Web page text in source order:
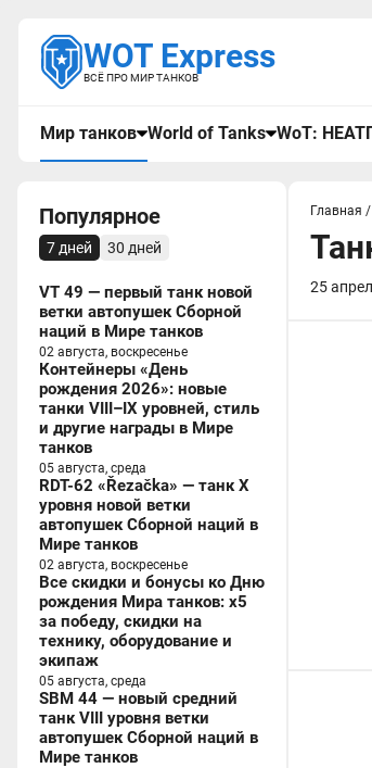
WOT Express
ВСЁ ПРО МИР ТАНКОВ
Мир танков World of Tanks WoT: HEAT
Популярное
7 дней 30 дней
VT 49 — первый танк новой
ветки автопушек Сборной
наций в Мире танков
02 августа, воскресенье
Контейнеры «День
рождения 2026»: новые
танки VIII–IX уровней, стиль
и другие награды в Мире
танков
05 августа, среда
RDT-62 «Řezačka» — танк X
уровня новой ветки
автопушек Сборной наций в
Мире танков
02 августа, воскресенье
Все скидки и бонусы ко Дню
рождения Мира танков: x5
за победу, скидки на
технику, оборудование и
экипаж
05 августа, среда
SBM 44 — новый средний
танк VIII уровня ветки
автопушек Сборной наций в
Мире танков
Главная /
25